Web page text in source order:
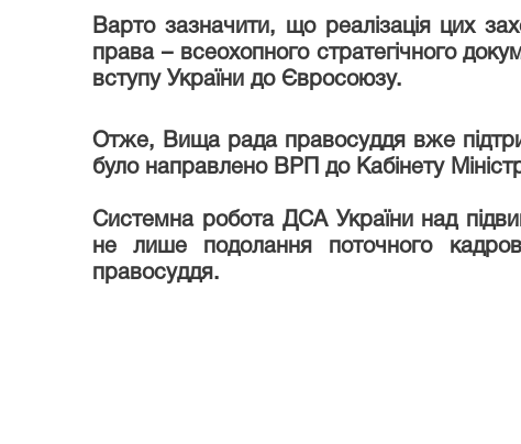
Варто зазначити, що реалізація цих
права – всеохопного стратегічного
вступу України до Євросоюзу.
Отже, Вища рада правосуддя вже
було направлено ВРП до Кабінету
Системна робота ДСА України над
не лише подолання поточного
правосуддя.